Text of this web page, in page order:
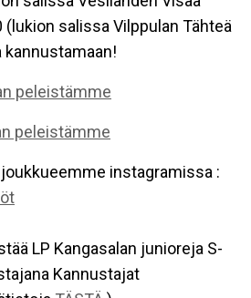
(lukion salissa Vilppulan Tähteä
kannustamaan!
peleistämme
peleistämme
instagramissa :
LP Kangasalan junioreja S-
Kannustajat